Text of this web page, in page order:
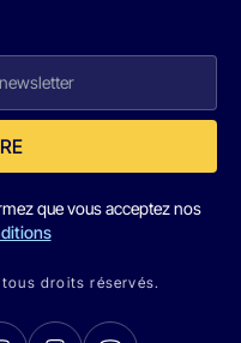
que vous acceptez nos
droits réservés.